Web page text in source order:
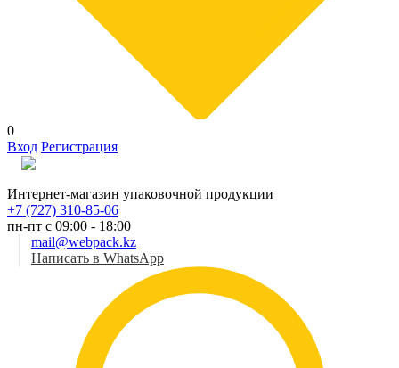
0
Вход Регистрация
Интернет-магазин упаковочной продукции
+7 (727) 310-85-06
пн-пт с 09:00 - 18:00
mail@webpack.kz
Написать в WhatsApp